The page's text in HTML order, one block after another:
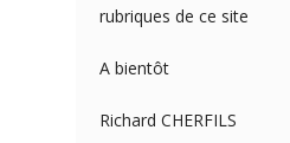
rubriques de ce site
A bientôt
Richard CHERFILS